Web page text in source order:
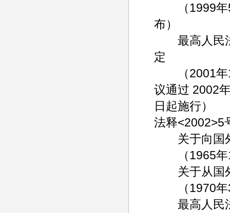
（1999年5
布）
最高人民法
定
（2001年
议通过 2002
日起施行）
法释<2002>5
关于向国外
（1965年
关于从国外
（1970年3
最高人民法